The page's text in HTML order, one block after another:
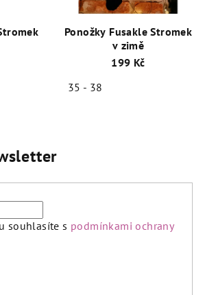
Ponožky Fusakle Stromek
v zimě
199 Kč
35 - 38
souhlasíte s podmínkami ochrany